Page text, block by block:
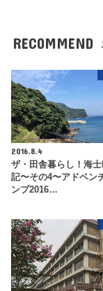
RECOMMEND
2016.8.4
ザ・田舎暮らし！海
記〜その4〜アドベン
ンプ2016…